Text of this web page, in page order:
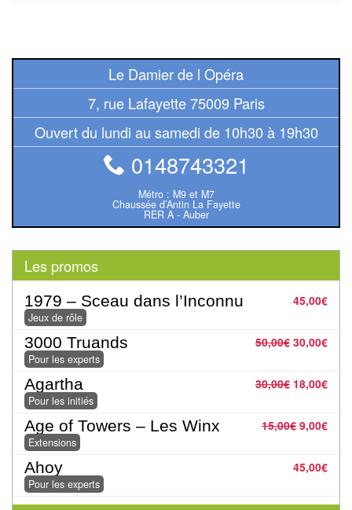
En
solitaire
Pour
2
Coopératif
Gestion
Escape
Game
/
Enquête
Jeux
évolutifs
Jeux
abstraits
Le Damier de l Opéra
7, rue Lafayette 75009 Paris
Ouvert du lundi au samedi de 10h30 à 19h30
0148743321
Métro : M9 et M7
Chaussée d’Antin La Fayette
RER A - Auber
Les promos
45,00€
1979 – Sceau dans l’Inconnu
Jeux de rôle
50,00€ 30,00€
3000 Truands
Pour les experts
30,00€ 18,00€
Agartha
Pour les initiés
15,00€ 9,00€
Age of Towers – Les Winx
Extensions
45,00€
Ahoy
Pour les experts